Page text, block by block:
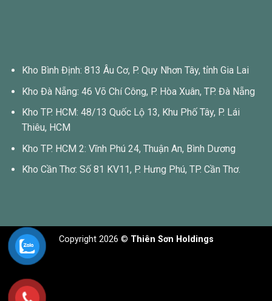
Kho Bình Định: 813 Âu Cơ, P. Quy Nhơn Tây, tỉnh Gia Lai
Kho Đà Nẵng: 46 Võ Chí Công, P. Hòa Xuân, TP. Đà Nẵng
Kho TP. HCM: 48/13 Quốc Lộ 13, Khu Phố Tây, P. Lái
Thiêu, HCM
Kho TP. HCM 2: Vĩnh Phú 24, Thuận An, Bình Dương
Kho Cần Thơ: Số 81 KV11, P. Hưng Phú, TP. Cần Thơ.
Copyright 2026 © Thiên Sơn Holdings